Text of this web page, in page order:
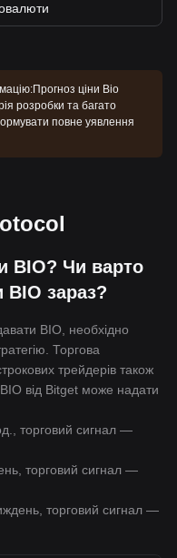
Прогноз ціни Bio
розробки та багато
повне уявлення
BIO? Чи варто
BIO зараз?
BIO, необхідно
Торгова
трейдерів також
BIO від Bitget може надати
торговий сигнал —
торговий сигнал —
торговий сигнал —